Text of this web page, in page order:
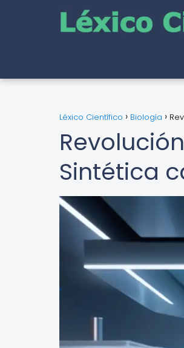
Léxico Científico Biología
Sintética